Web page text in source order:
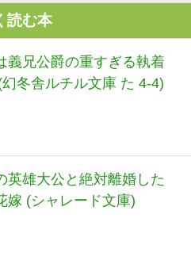
読む本
義兄公爵の重すぎる執着
冬舎ルチル文庫 た 4-4)
英雄大公と絶対離婚した
嫁 (シャレード文庫)